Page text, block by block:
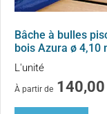
Bâche à bulles
bois Azura ø 4,10
L'unité
À partir de 140,00